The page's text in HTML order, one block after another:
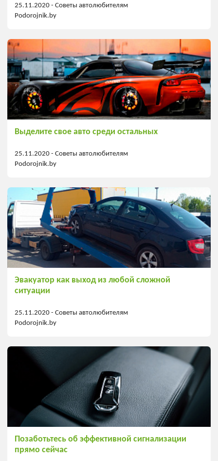
25.11.2020 - Советы автолюбителям
Podorojnik.by
Выделите свое авто среди остальных
25.11.2020 - Советы автолюбителям
Podorojnik.by
Эвакуатор как выход из любой сложной
ситуации
25.11.2020 - Советы автолюбителям
Podorojnik.by
Позаботьтесь об эффективной сигнализации
прямо сейчас